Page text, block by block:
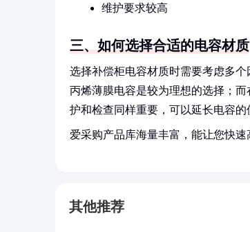
维护要求较高
三、如何选择合适的电容材质
选择补偿柜电容材质时需要考虑多
丙烯薄膜电容是较为理想的选择；
护和检查同样重要，可以延长电容的
爱采购产品库海量丰富，能让您快
其他推荐